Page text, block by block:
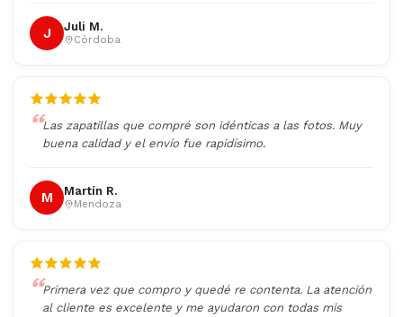
J Juli M.
Córdoba
Las zapatillas que compré son idénticas a las fotos. Muy
buena calidad y el envío fue rapidísimo.
M Martín R.
Mendoza
Primera vez que compro y quedé re contenta. La atención
al cliente es excelente y me ayudaron con todas mis